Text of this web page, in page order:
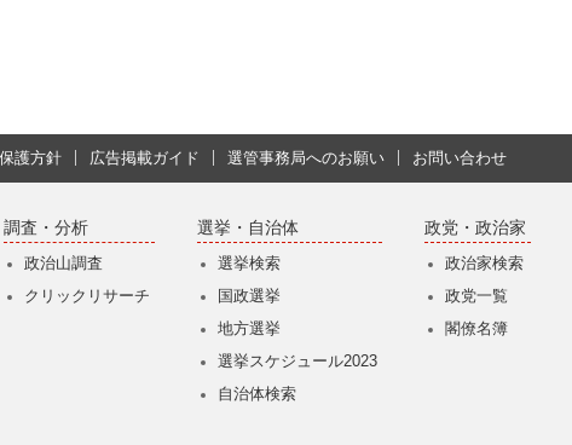
護方針 広告掲載ガイド 選管事務局へのお願い お問い合わせ
調査・分析
政治山調査
クリックリサーチ
選挙・自治体
選挙検索
国政選挙
地方選挙
選挙スケジュール2023
自治体検索
政党・政治家
政治家検索
政党一覧
閣僚名簿